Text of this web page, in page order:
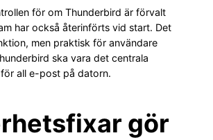
för om Thunderbird är förvalt
har också återinförts vid start. Det
men praktisk för användare
ska vara det centrala
all e-post på datorn.
gör